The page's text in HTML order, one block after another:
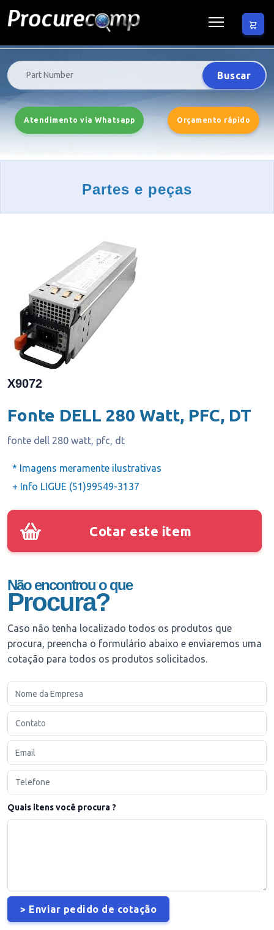
Buscar
Atendimento via Whatsapp Orçamento rápido
Partes e peças
X9072
Fonte DELL 280 Watt, PFC, DT
fonte dell 280 watt, pfc, dt
* Imagens meramente ilustrativas
+ Info LIGUE (51)99549-3137
Cotar este item
Não encontrou o que
Procura?
Caso não tenha localizado todos os produtos que
procura, preencha o formulário abaixo e enviaremos uma
cotação para todos os produtos solicitados.
Quais itens você procura ?